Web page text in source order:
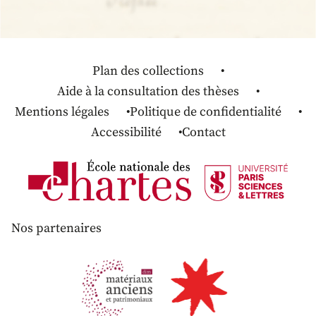
Plan des collections
Aide à la consultation des thèses
Mentions légales
Politique de confidentialité
Accessibilité
Contact
Nos partenaires